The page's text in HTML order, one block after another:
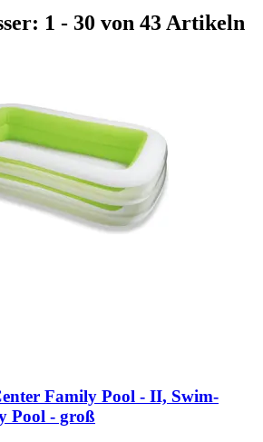
1 - 30 von 43 Artikeln
Family Pool -​ II, Swim-​
Pool -​ groß